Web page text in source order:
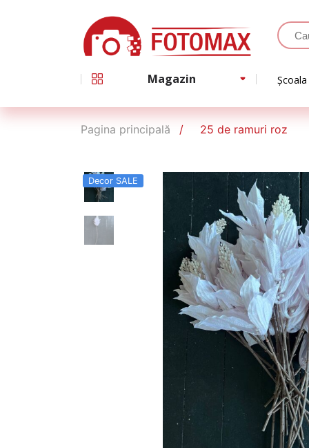
Magazin
Pagina principală 25 de ramuri roz
Decor SALE